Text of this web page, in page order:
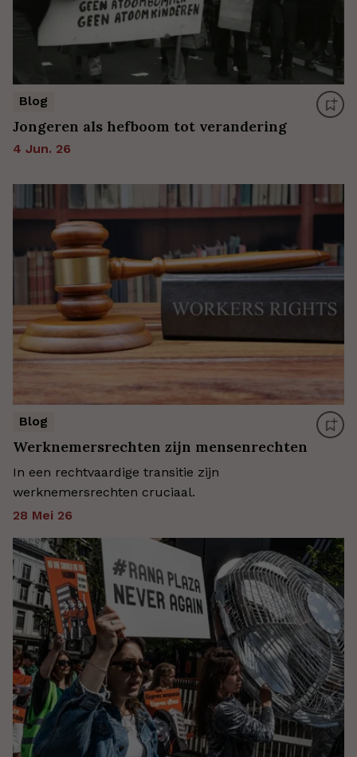
Blog
Jongeren als hefboom tot verandering
4 Jun. 26
Blog
Werknemersrechten zijn mensenrechten
In een rechtvaardige transitie zijn
werknemersrechten cruciaal.
28 Mei 26